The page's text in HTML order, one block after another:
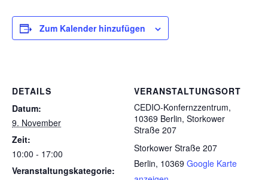
Zum Kalender hinzufügen
DETAILS
Datum:
9. November
Zeit:
10:00 - 17:00
Veranstaltungskategorie:
VERANSTALTUNGSORT
CEDIO-Konfernzzentrum,
10369 Berlin, Storkower
Straße 207
Storkower Straße 207
Berlin, 10369 Google Karte